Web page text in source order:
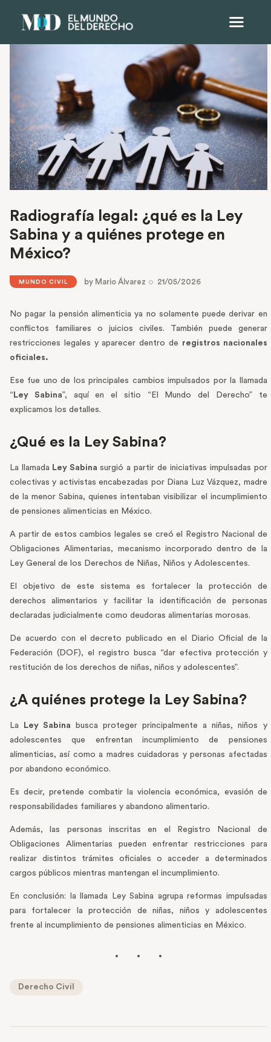
Radiografía legal: ¿qué es la Ley
Sabina y a quiénes protege en
México?
MUNDO CIVIL by Mario Álvarez 21/05/2026
No pagar la pensión alimenticia ya no solamente puede derivar en
conflictos familiares o juicios civiles. También puede generar
restricciones legales y aparecer dentro de registros nacionales
oficiales.
Ese fue uno de los principales cambios impulsados por la llamada
“ Ley Sabina”, aquí en el sitio “El Mundo del Derecho” te
explicamos los detalles.
¿Qué es la Ley Sabina?
La llamada Ley Sabina surgió a partir de iniciativas impulsadas por
colectivas y activistas encabezadas por Diana Luz Vázquez, madre
de la menor Sabina, quienes intentaban visibilizar el incumplimiento
de pensiones alimenticias en México.
A partir de estos cambios legales se creó el Registro Nacional de
Obligaciones Alimentarias, mecanismo incorporado dentro de la
Ley General de los Derechos de Niñas, Niños y Adolescentes.
El objetivo de este sistema es fortalecer la protección de
derechos alimentarios y facilitar la identificación de personas
declaradas judicialmente como deudoras alimentarias morosas.
De acuerdo con el decreto publicado en el Diario Oficial de la
Federación (DOF), el registro busca “dar efectiva protección y
restitución de los derechos de niñas, niños y adolescentes”.
¿A quiénes protege la Ley Sabina?
La Ley Sabina
busca proteger principalmente a niñas, niños y
adolescentes que enfrentan incumplimiento de pensiones
alimenticias, así como a madres cuidadoras y personas afectadas
por abandono económico.
Es decir, pretende combatir la violencia económica, evasión de
responsabilidades familiares y abandono alimentario.
Además, las personas inscritas en el Registro Nacional de
Obligaciones Alimentarias pueden enfrentar restricciones para
realizar distintos trámites oficiales o acceder a determinados
cargos públicos mientras mantengan el incumplimiento.
En conclusión: la llamada Ley Sabina agrupa reformas impulsadas
para fortalecer la protección de niñas, niños y adolescentes
frente al incumplimiento de pensiones alimenticias en México.
Derecho Civil